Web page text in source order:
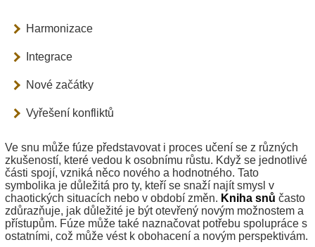
Harmonizace
Integrace
Nové začátky
Vyřešení konfliktů
Ve snu může fúze představovat i proces učení se z různých
zkušeností, které vedou k osobnímu růstu. Když se jednotlivé
části spojí, vzniká něco nového a hodnotného. Tato
symbolika je důležitá pro ty, kteří se snaží najít smysl v
chaotických situacích nebo v období změn. Kniha snů často
zdůrazňuje, jak důležité je být otevřený novým možnostem a
přístupům. Fúze může také naznačovat potřebu spolupráce s
ostatními, což může vést k obohacení a novým perspektivám.